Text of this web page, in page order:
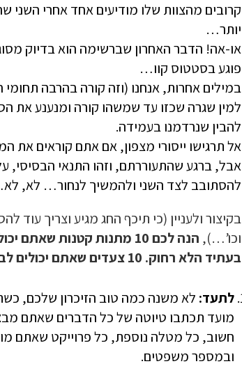
קרובים מהצוות שלו מודיעים אחד אחרי
יותר…
או-אה! הדבר האחרון שברשימה הוא בדיוק
פוגע בסטטוס קוו…
במילים אחרות, אנחנו (וזה קורה בהרבה
למין שגרה שכזו עד שמשהו קורה ומנענע את
להבין שנרדמנו בעמידה.
אל תרגישו ייסורי מצפון, אם אתם קוראים את
אבל, ברגע שהתעוררתם, וזהו התנאי הבסיסי,
להסתובב לצד השני ולהמשיך לנחור… לא,
בקיצור ולעניין (כי תיכף החג מגיע וצריך עוד
וכו’…),
הנה לכם 10 מתנות קטנות
בעתיד הלא רחוק. 10 צעדים שאתם יכולים לבצע כבר מהיום בכדי לשדרג את הקריירה שלכם:
לתעד: לא משנה כמה טוב הזיכרון שלכם,
מועד תכתבו טיוטה של כל הדברים שאתם
חשוב, כל מטלה נוספת, כל פרוייקט שאתם
ובמספר משפטים.